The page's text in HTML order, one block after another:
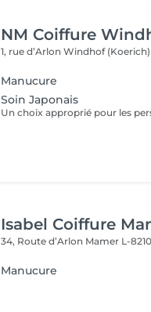
NM Coiffure
1, rue d’ArlonWindhof
Manucure
Soin Japonais
Isabel Coiffure
34, Route d’Arlon Mamer L-8210
Manucure